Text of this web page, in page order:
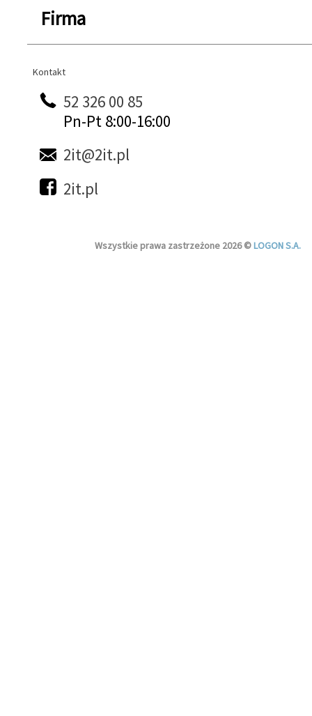
Firma
Kontakt
Kontakt
52 326 00 85
Pn-Pt 8:00-16:00
2it@2it.pl
2it.pl
Wszystkie prawa zastrzeżone 2026 ©LOGON S.A.